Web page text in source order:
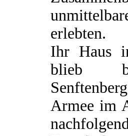
erlebten.
Ihr Haus
blieb
Armee im